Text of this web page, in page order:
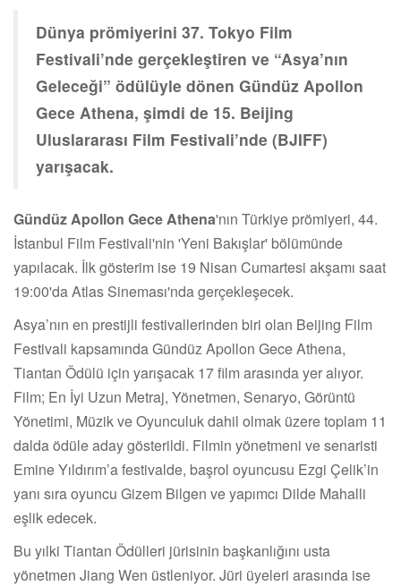
Dünya prömiyerini 37. Tokyo Film
Festivali’nde gerçekleştiren ve “Asya’nın
Geleceği” ödülüyle dönen Gündüz Apollon
Gece Athena, şimdi de 15. Beijing
Uluslararası Film Festivali’nde (BJIFF)
yarışacak.
Gündüz Apollon Gece Athena'nın Türkiye prömiyeri, 44.
İstanbul Film Festivali'nin 'Yeni Bakışlar' bölümünde
yapılacak. İlk gösterim ise 19 Nisan Cumartesi akşamı saat
19:00'da Atlas Sineması'nda gerçekleşecek.
Asya’nın en prestijli festivallerinden biri olan Beijing Film
Festivali kapsamında Gündüz Apollon Gece Athena,
Tiantan Ödülü için yarışacak 17 film arasında yer alıyor.
Film; En İyi Uzun Metraj, Yönetmen, Senaryo, Görüntü
Yönetimi, Müzik ve Oyunculuk dahil olmak üzere toplam 11
dalda ödüle aday gösterildi. Filmin yönetmeni ve senaristi
Emine Yıldırım’a festivalde, başrol oyuncusu Ezgi Çelik’in
yanı sıra oyuncu Gizem Bilgen ve yapımcı Dilde Mahalli
eşlik edecek.
Bu yılki Tiantan Ödülleri jürisinin başkanlığını usta
yönetmen Jiang Wen üstleniyor. Jüri üyeleri arasında ise